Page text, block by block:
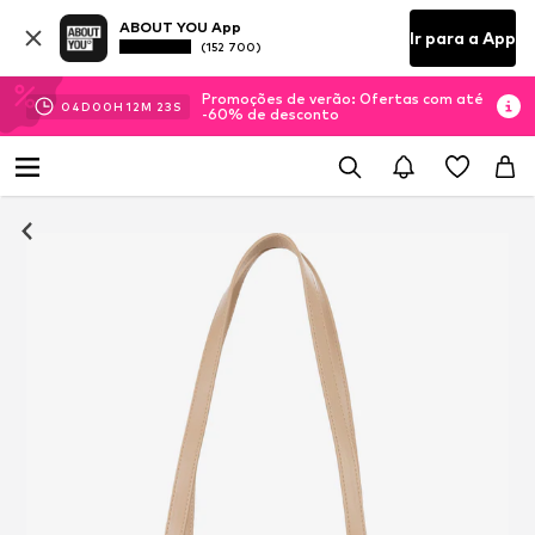
ABOUT YOU App
(152 700) Ir para a App
04D 00H 12M 22 S
Promoções de verão: Ofertas com até
-60% de desconto